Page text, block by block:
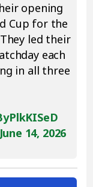
opening
Cup for the
led their
each
in all three
June 14, 2026